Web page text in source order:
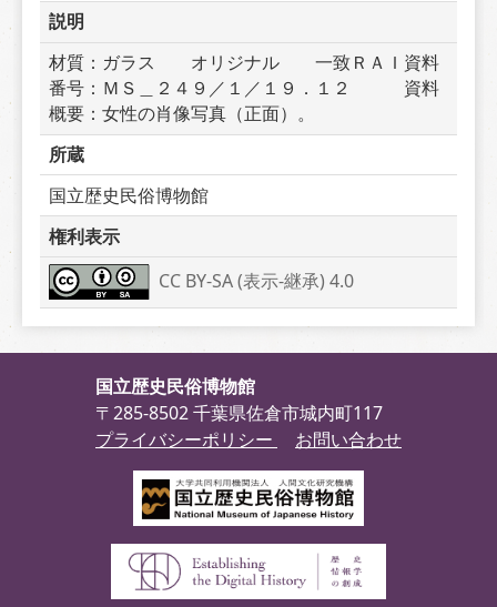
説明
材質：ガラス　　オリジナル　　一致ＲＡＩ資料
番号：ＭＳ＿２４９／１／１９．１２　　　資料
概要：女性の肖像写真（正面）。
所蔵
国立歴史民俗博物館
権利表示
CC BY-SA (表示-継承) 4.0
国立歴史民俗博物館
〒285-8502 千葉県佐倉市城内町117
プライバシーポリシー
お問い合わせ